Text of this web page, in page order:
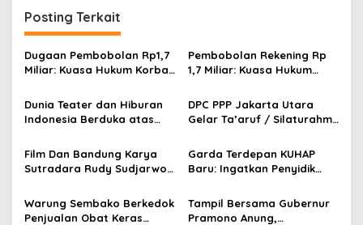
g
a
s
i
p
o
s
Posting Terkait
Dugaan Pembobolan Rp1,7
Miliar: Kuasa Hukum Korban
Keterlibatan Internal Bank
Aladin Syariah
Pembobolan Rekening Rp
1,7 Miliar: Kuasa Hukum
Pihak Internal Bank Aladin
Syariah
Dunia Teater dan Hiburan
Indonesia Berduka atas
Diding Boneng
DPC PPP Jakarta Utara
Gelar Ta’aruf / Silaturahmi
Pengurus Baru, Fokus
Konsolidasi Jelang
Musancab 13 September
Film Dan Bandung Karya
Sutradara Rudy Sudjarwo:
Secara Luas Mulai 20
Agustus 2026
Garda Terdepan KUHAP
Baru: Ingatkan Penyidik
Bersalah
Warung Sembako Berkedok
Penjualan Obat Keras
Tampil Bersama Gubernur
Pramono Anung,